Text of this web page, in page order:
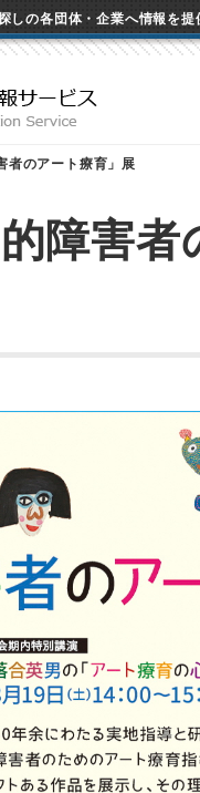
の各団体・企業へ情報を提
者のアート療育」展
障害者